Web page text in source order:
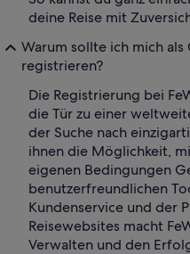
deine Reise mit
Warum sollte ich mich
registrieren?
Die Registrierung bei
die Tür zu einer
der Suche nach
ihnen die Möglichkeit,
eigenen Bedingungen
benutzerfreundlichen
Kundenservice und der
Reisewebsites macht
Verwalten und den